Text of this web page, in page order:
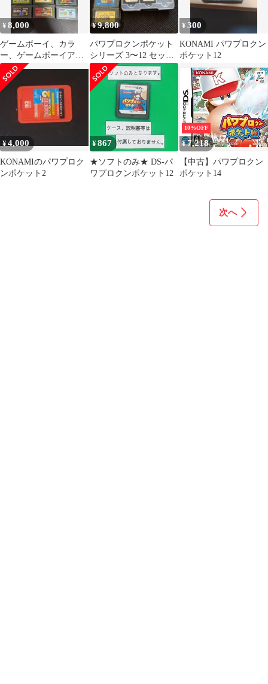
¥8,000
ゲームボーイ、カラ
ー、ゲームボーイアド
バンス ソフトのみ 計20
本まとめ売り
¥9,800
パワプロクンポケット
シリーズ 3〜12 セット
販売
¥300
KONAMI パワプロクン
ポケット12
¥4,000
KONAMIのパワプロク
ンポケット2
¥867
★ソフトのみ★ DS-パ
ワプロクンポケット12
10%OFF
¥7,218
【中古】パワプロクン
ポケット14
次へ